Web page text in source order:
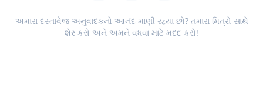
અમારા દસ્તાવેજ અનુવાદકનો આનંદ માણી રહ્યા છો? તમારા મિત્રો સાથે
શેર કરો અને અમને વધવા માટે મદદ કરો!